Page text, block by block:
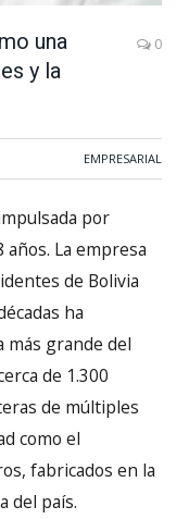
una
y la
0
EMPRESARIAL
por
años. La empresa
de Bolivia
ha
más grande del
de 1.300
de múltiples
como el
fabricados en la
del país.